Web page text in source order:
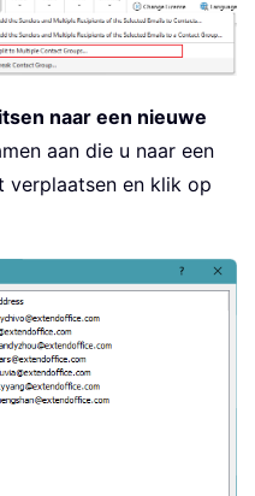
naar een nieuwe
aan die u naar een
en klik op